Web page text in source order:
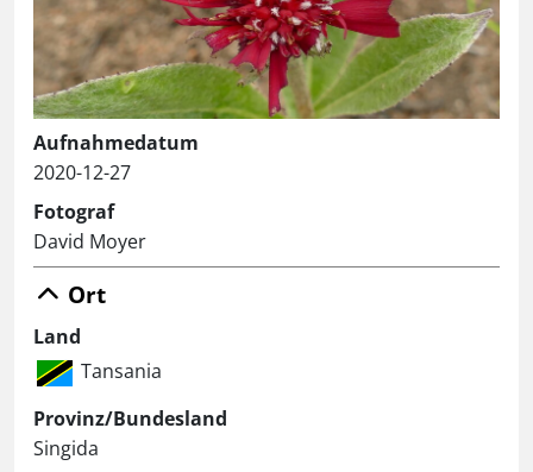
Aufnahmedatum
2020-12-27
Fotograf
David Moyer
Ort
Land
Tansania
Provinz/Bundesland
Singida